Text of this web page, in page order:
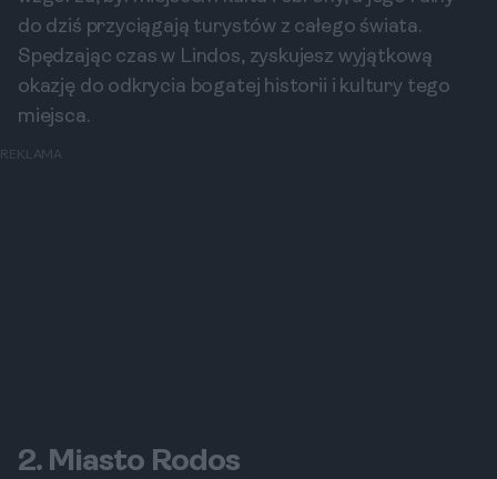
do dziś przyciągają turystów z całego świata.
Spędzając czas w Lindos, zyskujesz wyjątkową
okazję do odkrycia bogatej historii i kultury tego
miejsca.
REKLAMA
2. Miasto Rodos